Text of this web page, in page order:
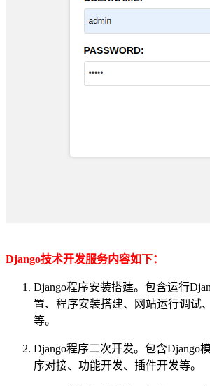
Django技术开发服务内容如下：
Django程序安装搭建。包含运行
置、程序安装搭建、网站运行调试
等。
Django程序二次开发。包含Django
序对接、功能开发、插件开发等。